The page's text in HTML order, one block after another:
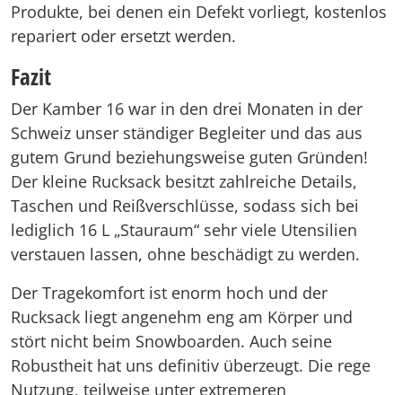
Produkte, bei denen ein Defekt vorliegt, kostenlos
repariert oder ersetzt werden.
Fazit
Der Kamber 16 war in den drei Monaten in der
Schweiz unser ständiger Begleiter und das aus
gutem Grund beziehungsweise guten Gründen!
Der kleine Rucksack besitzt zahlreiche Details,
Taschen und Reißverschlüsse, sodass sich bei
lediglich 16 L „Stauraum“ sehr viele Utensilien
verstauen lassen, ohne beschädigt zu werden.
Der Tragekomfort ist enorm hoch und der
Rucksack liegt angenehm eng am Körper und
stört nicht beim Snowboarden. Auch seine
Robustheit hat uns definitiv überzeugt. Die rege
Nutzung, teilweise unter extremeren